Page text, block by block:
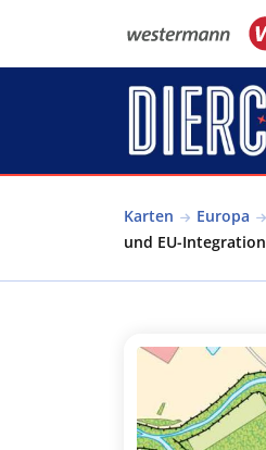
Karten Europa
und EU-Integration